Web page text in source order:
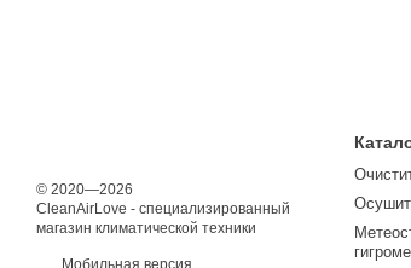
© 2020—2026
CleanAirLove - специализированный
магазин климатической техники
Мобильная версия